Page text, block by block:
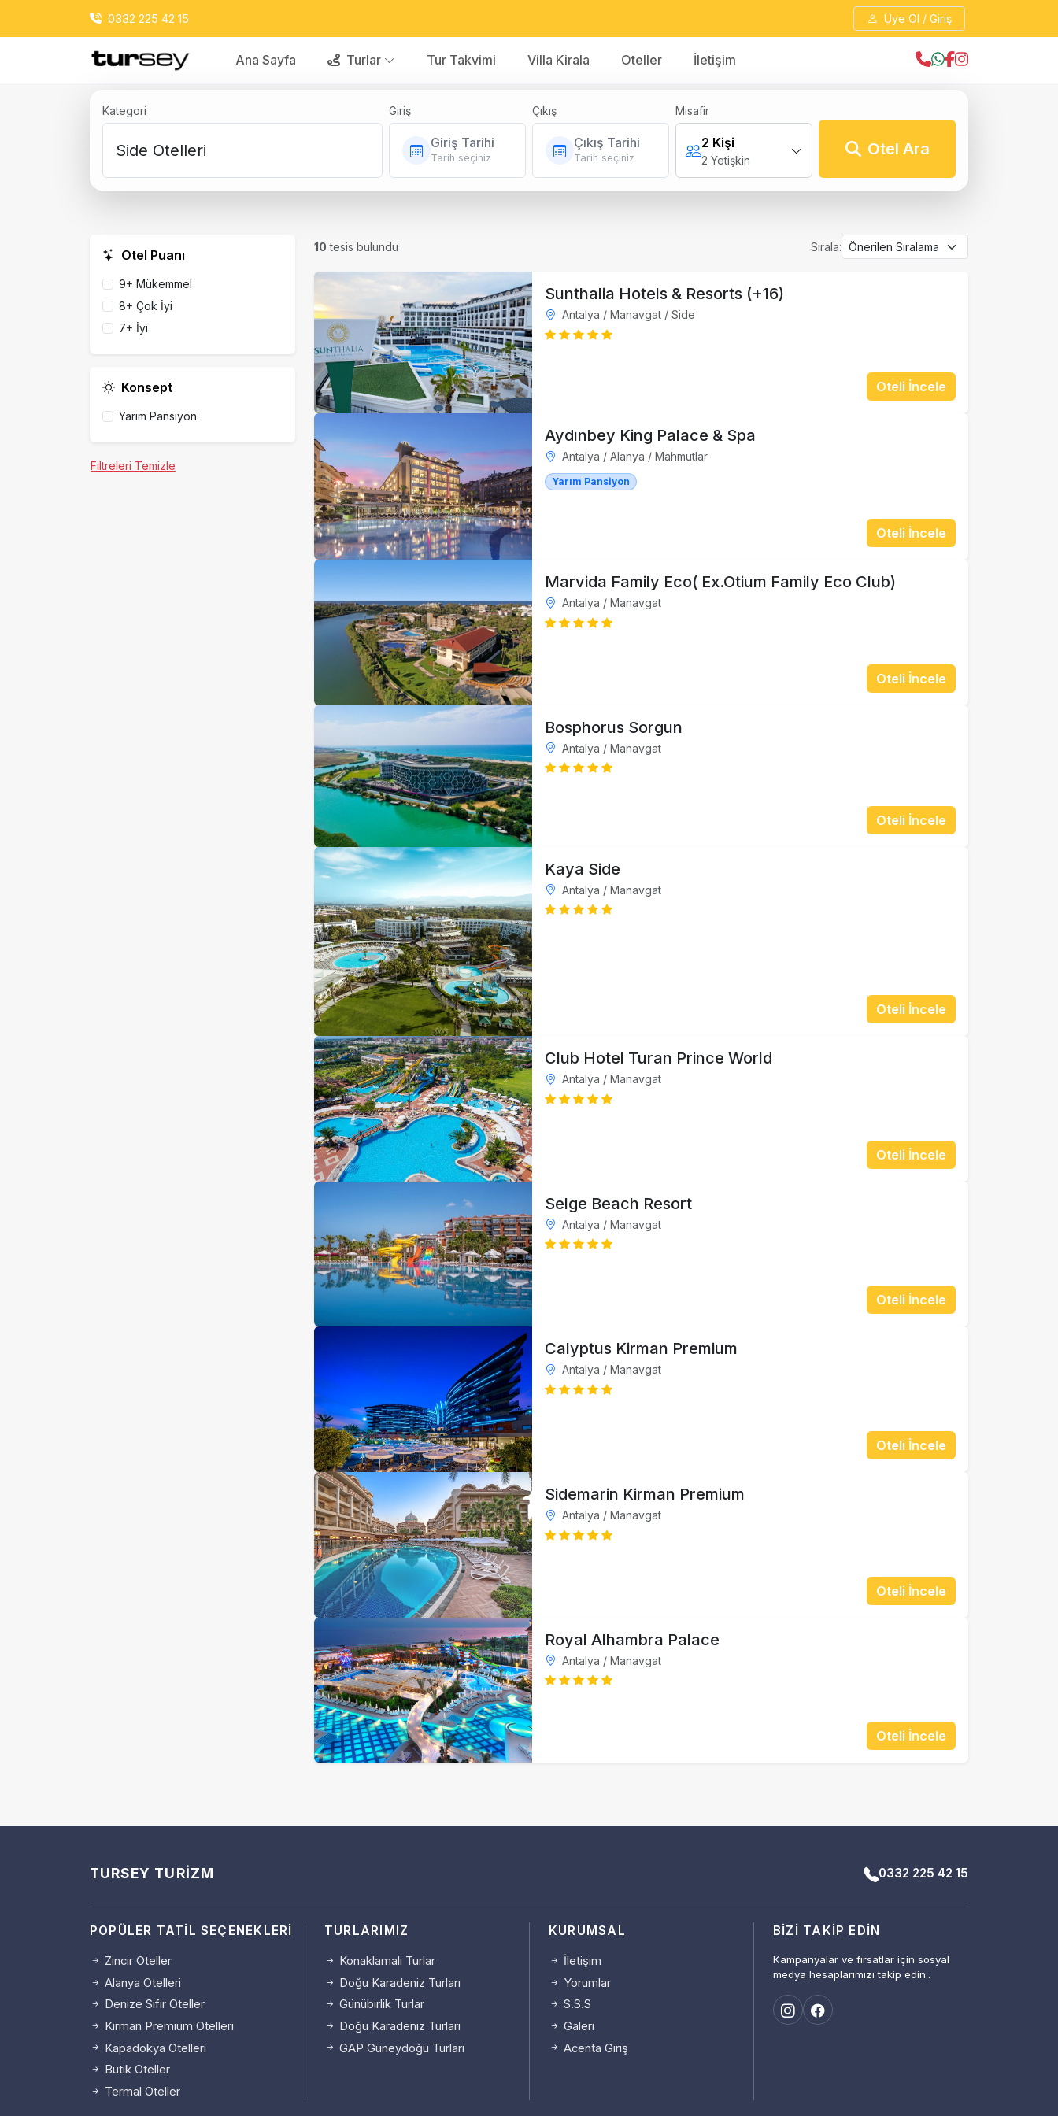
0332 225 42 15 Üye Ol / Giriş
Ana Sayfa Turlar Tur Takvimi Villa Kirala Oteller İletişim
Kategori Giriş
Giriş Tarihi
Tarih seçiniz
Çıkış
Çıkış Tarihi
Tarih seçiniz
Misafir
2 Kişi
2 Yetişkin
Otel Ara
Otel Puanı
9+ Mükemmel
8+ Çok İyi
7+ İyi
Konsept
Yarım Pansiyon
Filtreleri Temizle
10 tesis bulundu Sırala:
Sunthalia Hotels & Resorts (+16)
Antalya / Manavgat / Side
Oteli İncele
Aydınbey King Palace & Spa
Antalya / Alanya / Mahmutlar
Yarım Pansiyon
Oteli İncele
Marvida Family Eco( Ex.Otium Family Eco Club)
Antalya / Manavgat
Oteli İncele
Bosphorus Sorgun
Antalya / Manavgat
Oteli İncele
Kaya Side
Antalya / Manavgat
Oteli İncele
Club Hotel Turan Prince World
Antalya / Manavgat
Oteli İncele
Selge Beach Resort
Antalya / Manavgat
Oteli İncele
Calyptus Kirman Premium
Antalya / Manavgat
Oteli İncele
Sidemarin Kirman Premium
Antalya / Manavgat
Oteli İncele
Royal Alhambra Palace
Antalya / Manavgat
Oteli İncele
TURSEY TURIZM 0332 225 42 15
POPÜLER TATIL SEÇENEKLERI
Zincir Oteller
Alanya Otelleri
Denize Sıfır Oteller
Kirman Premium Otelleri
Kapadokya Otelleri
Butik Oteller
Termal Oteller
TURLARIMIZ
Konaklamalı Turlar
Doğu Karadeniz Turları
Günübirlik Turlar
Doğu Karadeniz Turları
GAP Güneydoğu Turları
KURUMSAL
İletişim
Yorumlar
S.S.S
Galeri
Acenta Giriş
BIZI TAKIP EDIN
Kampanyalar ve fırsatlar için sosyal
medya hesaplarımızı takip edin..